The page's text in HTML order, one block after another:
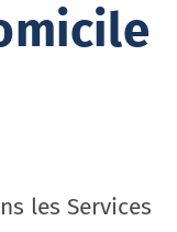
les Services